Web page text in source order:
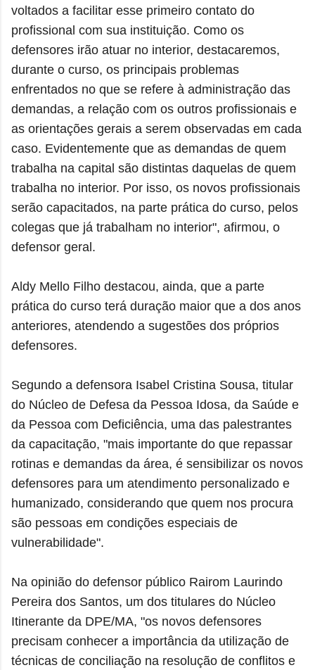
voltados a facilitar esse primeiro contato do
profissional com sua instituição. Como os
defensores irão atuar no interior, destacaremos,
durante o curso, os principais problemas
enfrentados no que se refere à administração das
demandas, a relação com os outros profissionais e
as orientações gerais a serem observadas em cada
caso. Evidentemente que as demandas de quem
trabalha na capital são distintas daquelas de quem
trabalha no interior. Por isso, os novos profissionais
serão capacitados, na parte prática do curso, pelos
colegas que já trabalham no interior", afirmou, o
defensor geral.
Aldy Mello Filho destacou, ainda, que a parte
prática do curso terá duração maior que a dos anos
anteriores, atendendo a sugestões dos próprios
defensores.
Segundo a defensora Isabel Cristina Sousa, titular
do Núcleo de Defesa da Pessoa Idosa, da Saúde e
da Pessoa com Deficiência, uma das palestrantes
da capacitação, "mais importante do que repassar
rotinas e demandas da área, é sensibilizar os novos
defensores para um atendimento personalizado e
humanizado, considerando que quem nos procura
são pessoas em condições especiais de
vulnerabilidade".
Na opinião do defensor público Rairom Laurindo
Pereira dos Santos, um dos titulares do Núcleo
Itinerante da DPE/MA, "os novos defensores
precisam conhecer a importância da utilização de
técnicas de conciliação na resolução de conflitos e